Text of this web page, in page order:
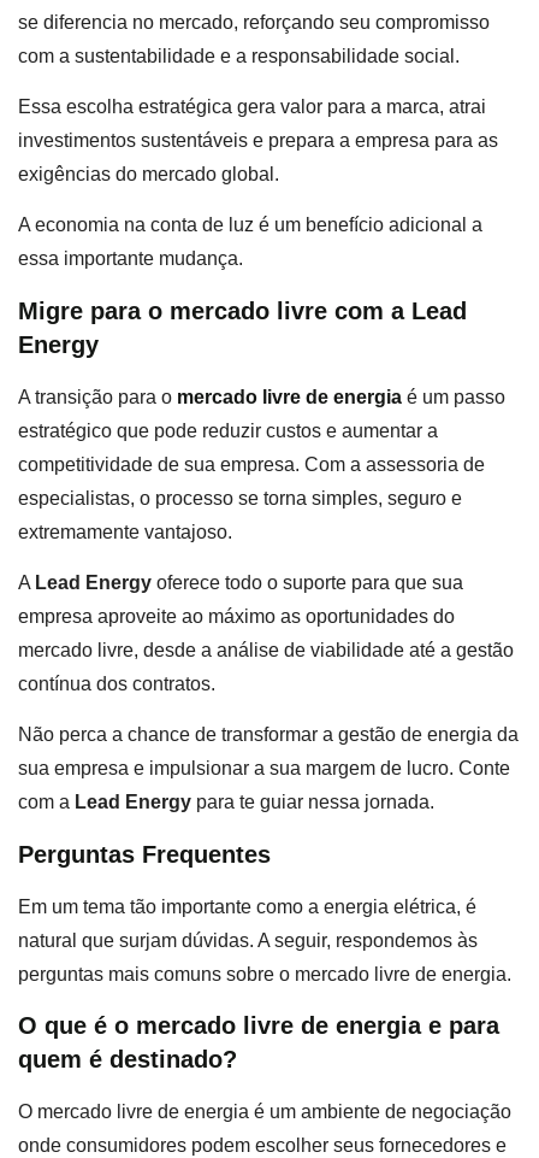
se diferencia no mercado, reforçando seu compromisso
com a sustentabilidade e a responsabilidade social.
Essa escolha estratégica gera valor para a marca, atrai
investimentos sustentáveis e prepara a empresa para as
exigências do mercado global.
A economia na conta de luz é um benefício adicional a
essa importante mudança.
Migre para o mercado livre com a Lead
Energy
A transição para o mercado livre de energia é um passo
estratégico que pode reduzir custos e aumentar a
competitividade de sua empresa. Com a assessoria de
especialistas, o processo se torna simples, seguro e
extremamente vantajoso.
A Lead Energy oferece todo o suporte para que sua
empresa aproveite ao máximo as oportunidades do
mercado livre, desde a análise de viabilidade até a gestão
contínua dos contratos.
Não perca a chance de transformar a gestão de energia da
sua empresa e impulsionar a sua margem de lucro. Conte
com a Lead Energy para te guiar nessa jornada.
Perguntas Frequentes
Em um tema tão importante como a energia elétrica, é
natural que surjam dúvidas. A seguir, respondemos às
perguntas mais comuns sobre o mercado livre de energia.
O que é o mercado livre de energia e para
quem é destinado?
O mercado livre de energia é um ambiente de negociação
onde consumidores podem escolher seus fornecedores e